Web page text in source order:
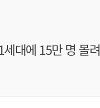
대에 15만 명 몰려